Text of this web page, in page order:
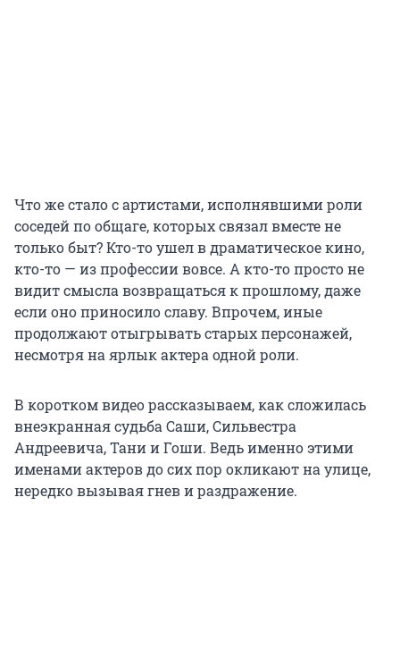
Что же стало с артистами, исполнявшими роли
соседей по общаге, которых связал вместе не
только быт? Кто-то ушел в драматическое кино,
кто-то — из профессии вовсе. А кто-то просто не
видит смысла возвращаться к прошлому, даже
если оно приносило славу. Впрочем, иные
продолжают отыгрывать старых персонажей,
несмотря на ярлык актера одной роли.
В коротком видео рассказываем, как сложилась
внеэкранная судьба Саши, Сильвестра
Андреевича, Тани и Гоши. Ведь именно этими
именами актеров до сих пор окликают на улице,
нередко вызывая гнев и раздражение.